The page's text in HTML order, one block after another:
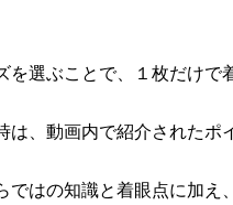
を選ぶことで、１枚だけで
は、動画内で紹介されたポ
ではの知識と着眼点に加